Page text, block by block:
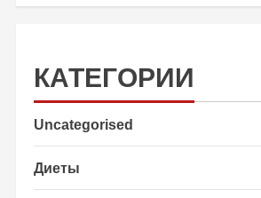
КАТЕГОРИИ
Uncategorised
Диеты